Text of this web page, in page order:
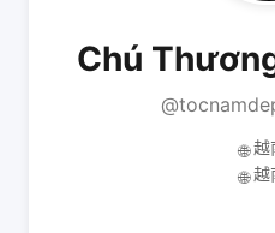
Chú
🌐 越
🌐 越